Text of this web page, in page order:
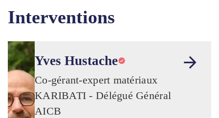
Interventions
Yves Hustache
Co-gérant-expert matériaux
KARIBATI - Délégué Général
AICB